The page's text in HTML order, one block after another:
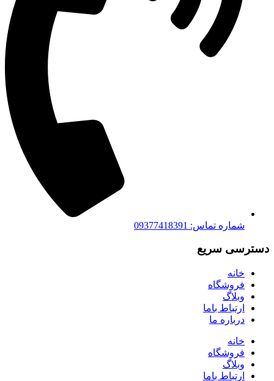
شماره تماس: 09377418391
دسترسی سریع
خانه
فروشگاه
وبلاگ
ارتباط باما
درباره ما
خانه
فروشگاه
وبلاگ
ارتباط باما